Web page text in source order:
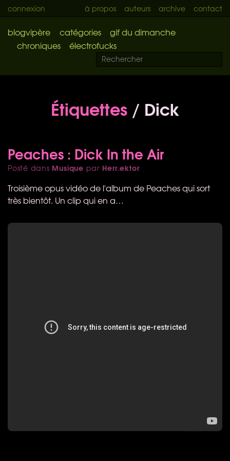
connexion à propos auteurs archive contact
blogvipère catégories
gif du dimanche
chroniques
électrofucks
Étiquettes/ Dick
Peaches : Dick In the Air
Posté dans Musique par Herr.ektor
Troisième opus vidéo de l'album de Peaches qui sort
très bientôt. Un clip qui en a…